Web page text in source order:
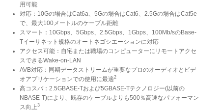
用可能
対応：10Gの場合はCat6a、5Gの場合はCat6、2.5Gの場合はCat5e
で、最大100メートルのケーブル距離
スマート：10Gbps、5Gbps、2.5Gbps、1Gbps、100Mb/sのBase-
Tイーサネット規格のオートネゴシエーションに対応
アクセス可能：自宅または職場のコンピューターにリモートアクセ
スできるWake-on-LAN
AVB対応：同期データストリームが重要なプロのオーディオとビデ
オアプリケーションでの使用に最適2
高コスパ：2.5GBASE-Tおよび5GBASE-Tテクノロジー(以前の
NBASE-T)により、既存のケーブルよりも500％高速なパフォーマン
ス向上3